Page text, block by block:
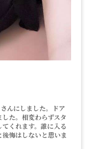
んにしました。ドア
た。相変わらずスタ
くれます。誰に入る
悔はしないと思いま